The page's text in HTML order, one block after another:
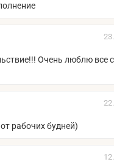
Очень люблю все
рабочих будней)